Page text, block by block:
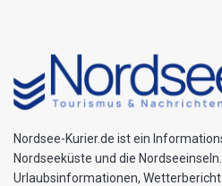
Nordsee-Kurier.de ist ein
Nordseeküste und die
Urlaubsinformationen, Wetterbericht